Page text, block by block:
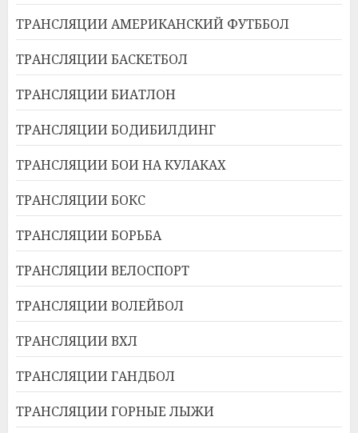
ТРАНСЛЯЦИИ АМЕРИКАНСКИЙ ФУТББОЛ
ТРАНСЛЯЦИИ БАСКЕТБОЛ
ТРАНСЛЯЦИИ БИАТЛОН
ТРАНСЛЯЦИИ БОДИБИЛДИНГ
ТРАНСЛЯЦИИ БОИ НА КУЛАКАХ
ТРАНСЛЯЦИИ БОКС
ТРАНСЛЯЦИИ БОРЬБА
ТРАНСЛЯЦИИ ВЕЛОСПОРТ
ТРАНСЛЯЦИИ ВОЛЕЙБОЛ
ТРАНСЛЯЦИИ ВХЛ
ТРАНСЛЯЦИИ ГАНДБОЛ
ТРАНСЛЯЦИИ ГОРНЫЕ ЛЫЖИ